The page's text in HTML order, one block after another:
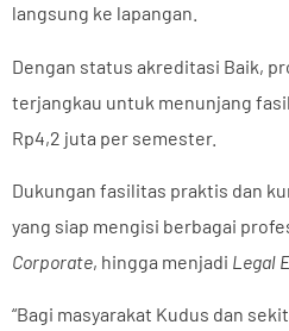
langsung ke lapangan.
Dengan status akreditasi Baik,
terjangkau untuk menunjang
Rp4,2 juta per semester.
Dukungan fasilitas praktis dan
yang siap mengisi berbagai
Corporate, hingga menjadi Legal
“Bagi masyarakat Kudus dan